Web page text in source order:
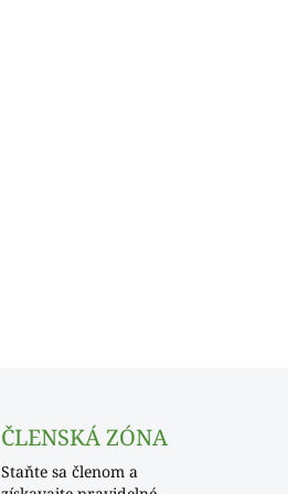
ČLENSKÁ ZÓNA
Staňte sa členom a